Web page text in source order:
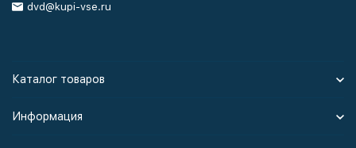
dvd@kupi-vse.ru
Каталог товаров
Информация